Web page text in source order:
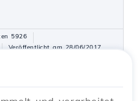
5926
Veröffentlicht am 28/06/2017